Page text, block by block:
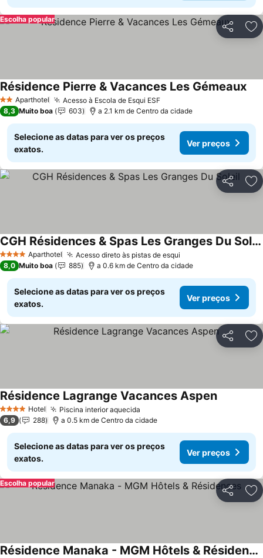
Partilhar
Escolha popular
2 EstrelasAparthotel Acesso à Escola de Esqui ESF
Résidence Pierre & Vacances Les Gémeaux
8,3 Muito boa 603 a 2.1 km de Centro da cidade
Selecione as datas para ver os preços
exatos.
Ver preços
Partilhar
4 EstrelasAparthotel Acesso direto às pistas de esqui
CGH Résidences & Spas Les Granges Du Soleil
8,0 Muito boa 885 a 0.6 km de Centro da cidade
Selecione as datas para ver os preços
exatos.
Ver preços
Partilhar
4 EstrelasHotel Piscina interior aquecida
Résidence Lagrange Vacances Aspen
6,9 288 a 0.5 km de Centro da cidade
Selecione as datas para ver os preços
exatos.
Ver preços
Partilhar
Escolha popular
Résidence Manaka - MGM Hôtels & Résidences